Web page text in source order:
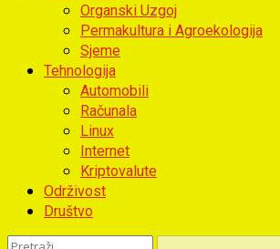
Organski Uzgoj
Permakultura i Agroekologija
Sjeme
Tehnologija
Automobili
Računala
Linux
Internet
Kriptovalute
Održivost
Društvo